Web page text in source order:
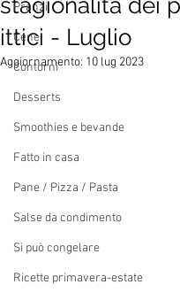
Pranzi
Cene
Contorni
Desserts
Smoothies e bevande
Fatto in casa
Pane / Pizza / Pasta
Salse da condimento
Si può congelare
Ricette primavera-estate
stagionalità dei
ittici - Luglio
Aggiornamento: 10 lug 2023